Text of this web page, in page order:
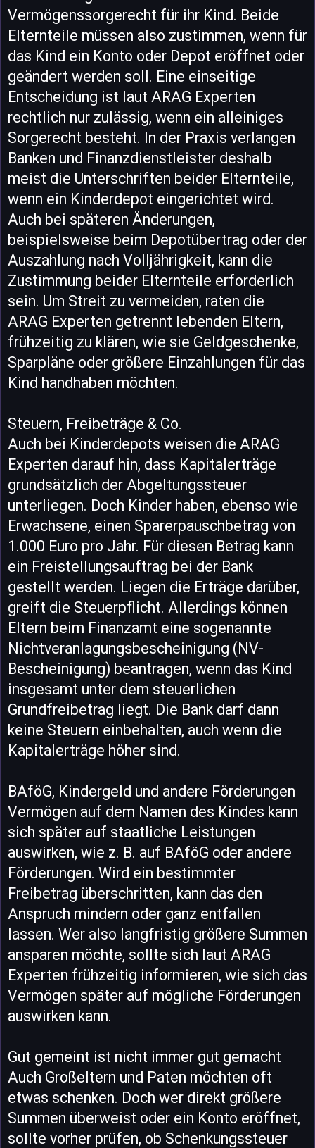
Vermögenssorgerecht für ihr Kind. Beide
Elternteile müssen also zustimmen, wenn für
das Kind ein Konto oder Depot eröffnet oder
geändert werden soll. Eine einseitige
Entscheidung ist laut ARAG Experten
rechtlich nur zulässig, wenn ein alleiniges
Sorgerecht besteht. In der Praxis verlangen
Banken und Finanzdienstleister deshalb
meist die Unterschriften beider Elternteile,
wenn ein Kinderdepot eingerichtet wird.
Auch bei späteren Änderungen,
beispielsweise beim Depotübertrag oder der
Auszahlung nach Volljährigkeit, kann die
Zustimmung beider Elternteile erforderlich
sein. Um Streit zu vermeiden, raten die
ARAG Experten getrennt lebenden Eltern,
frühzeitig zu klären, wie sie Geldgeschenke,
Sparpläne oder größere Einzahlungen für das
Kind handhaben möchten.
Steuern, Freibeträge & Co.
Auch bei Kinderdepots weisen die ARAG
Experten darauf hin, dass Kapitalerträge
grundsätzlich der Abgeltungssteuer
unterliegen. Doch Kinder haben, ebenso wie
Erwachsene, einen Sparerpauschbetrag von
1.000 Euro pro Jahr. Für diesen Betrag kann
ein Freistellungsauftrag bei der Bank
gestellt werden. Liegen die Erträge darüber,
greift die Steuerpflicht. Allerdings können
Eltern beim Finanzamt eine sogenannte
Nichtveranlagungsbescheinigung (NV-
Bescheinigung) beantragen, wenn das Kind
insgesamt unter dem steuerlichen
Grundfreibetrag liegt. Die Bank darf dann
keine Steuern einbehalten, auch wenn die
Kapitalerträge höher sind.
BAföG, Kindergeld und andere Förderungen
Vermögen auf dem Namen des Kindes kann
sich später auf staatliche Leistungen
auswirken, wie z. B. auf BAföG oder andere
Förderungen. Wird ein bestimmter
Freibetrag überschritten, kann das den
Anspruch mindern oder ganz entfallen
lassen. Wer also langfristig größere Summen
ansparen möchte, sollte sich laut ARAG
Experten frühzeitig informieren, wie sich das
Vermögen später auf mögliche Förderungen
auswirken kann.
Gut gemeint ist nicht immer gut gemacht
Auch Großeltern und Paten möchten oft
etwas schenken. Doch wer direkt größere
Summen überweist oder ein Konto eröffnet,
sollte vorher prüfen, ob Schenkungssteuer